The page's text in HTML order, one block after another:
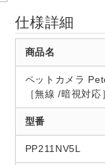
仕様詳細
商品名
ペットカメラ
［無線 /暗視対応
型番
PP211NV5L